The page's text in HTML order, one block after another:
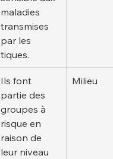
maladies
transmises
par les
tiques.
Ils font
partie des
groupes à
risque en
raison de
leur niveau
Milieu